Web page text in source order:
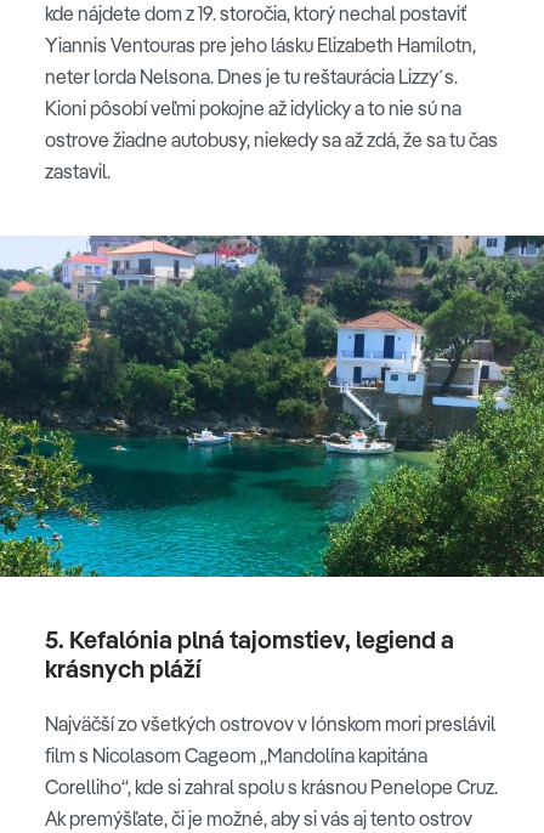
kde nájdete dom z 19. storočia, ktorý nechal postaviť
Yiannis Ventouras pre jeho lásku Elizabeth Hamilotn,
neter lorda Nelsona. Dnes je tu reštaurácia Lizzy´s.
Kioni pôsobí veľmi pokojne až idylicky a to nie sú na
ostrove žiadne autobusy, niekedy sa až zdá, že sa tu čas
zastavil.
5. Kefalónia plná tajomstiev, legiend a
krásnych pláží
Najväčší zo všetkých ostrovov v Iónskom mori preslávil
film s Nicolasom Cageom „Mandolína kapitána
Corelliho“, kde si zahral spolu s krásnou Penelope Cruz.
Ak premýšľate, či je možné, aby si vás aj tento ostrov